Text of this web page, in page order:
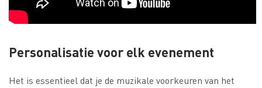
Personalisatie voor elk evenement
Het is essentieel dat je de muzikale voorkeuren van het